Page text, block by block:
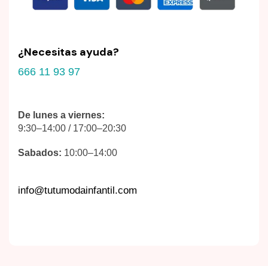
¿Necesitas ayuda?
666 11 93 97
De lunes a viernes:
9:30–14:00 / 17:00–20:30
Sabados: 10:00–14:00
info@tutumodainfantil.com